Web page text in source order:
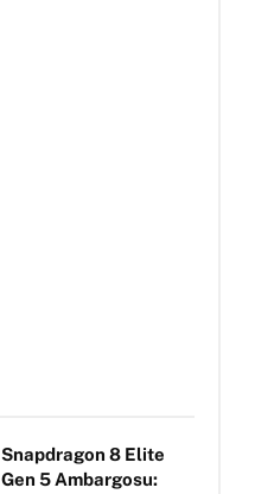
Snapdragon 8 Elite
Gen 5 Ambargosu: